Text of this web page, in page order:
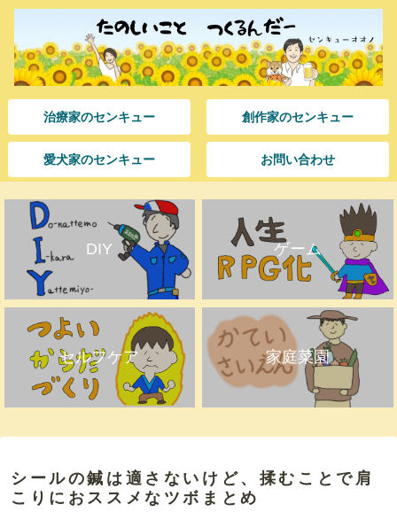
治療家のセンキュー 創作家のセンキュー
愛犬家のセンキュー お問い合わせ
DIY ゲーム
セルフケア 家庭菜園
シールの鍼は適さないけど、揉むことで肩
こりにおススメなツボまとめ